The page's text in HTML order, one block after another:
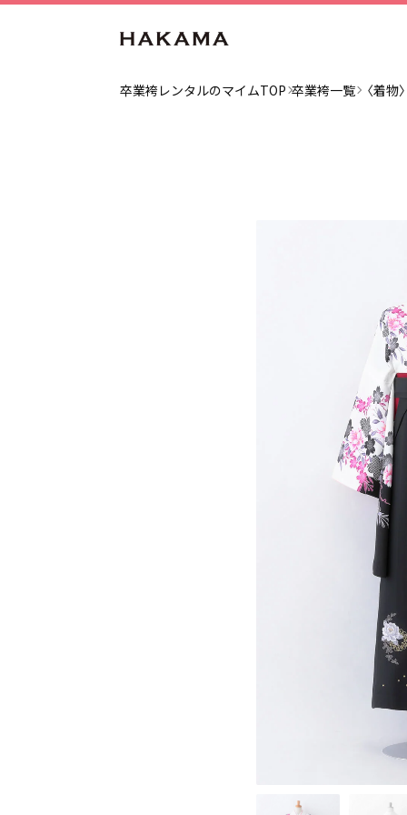
卒業袴レンタルのマイムTOP 卒業袴一覧 〈着物